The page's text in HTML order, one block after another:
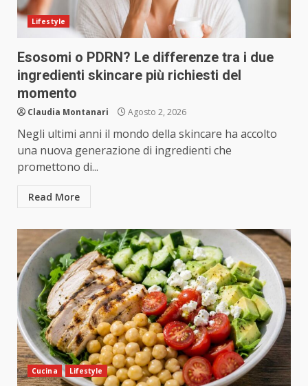
Lifestyle
Esosomi o PDRN? Le differenze tra i due
ingredienti skincare più richiesti del
momento
Claudia Montanari Agosto 2, 2026
Negli ultimi anni il mondo della skincare ha accolto
una nuova generazione di ingredienti che
promettono di...
Read More
Cucina Lifestyle